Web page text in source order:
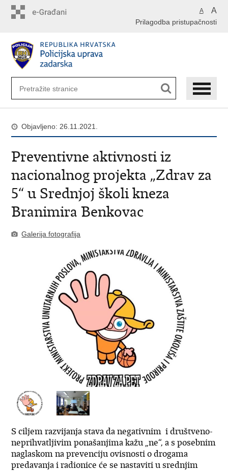
A A
Prilagodba pristupačnosti
Objavljeno: 26.11.2021.
Preventivne aktivnosti iz
nacionalnog projekta „Zdrav za
5“ u Srednjoj školi kneza
Branimira Benkovac
Galerija fotografija
S ciljem razvijanja stava da negativnim i društveno-
neprihvatljivim ponašanjima kažu „ne“, a s posebnim
naglaskom na prevenciju ovisnosti o drogama
predavanja i radionice će se nastaviti u srednjim